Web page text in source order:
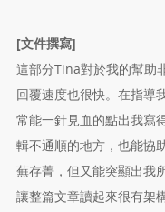
[文件撰寫]
這部分Tina對於我的幫助
回覆速度也很快。在指導
常能一針見血的點出我寫
輯不通順的地方，也能協
蕪存菁，但又能突顯出我
讓整篇文章讀起來很有架